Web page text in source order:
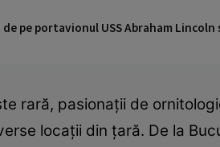
de pe portavionul USS Abraham
rară, pasionații de
locații din țară. De la